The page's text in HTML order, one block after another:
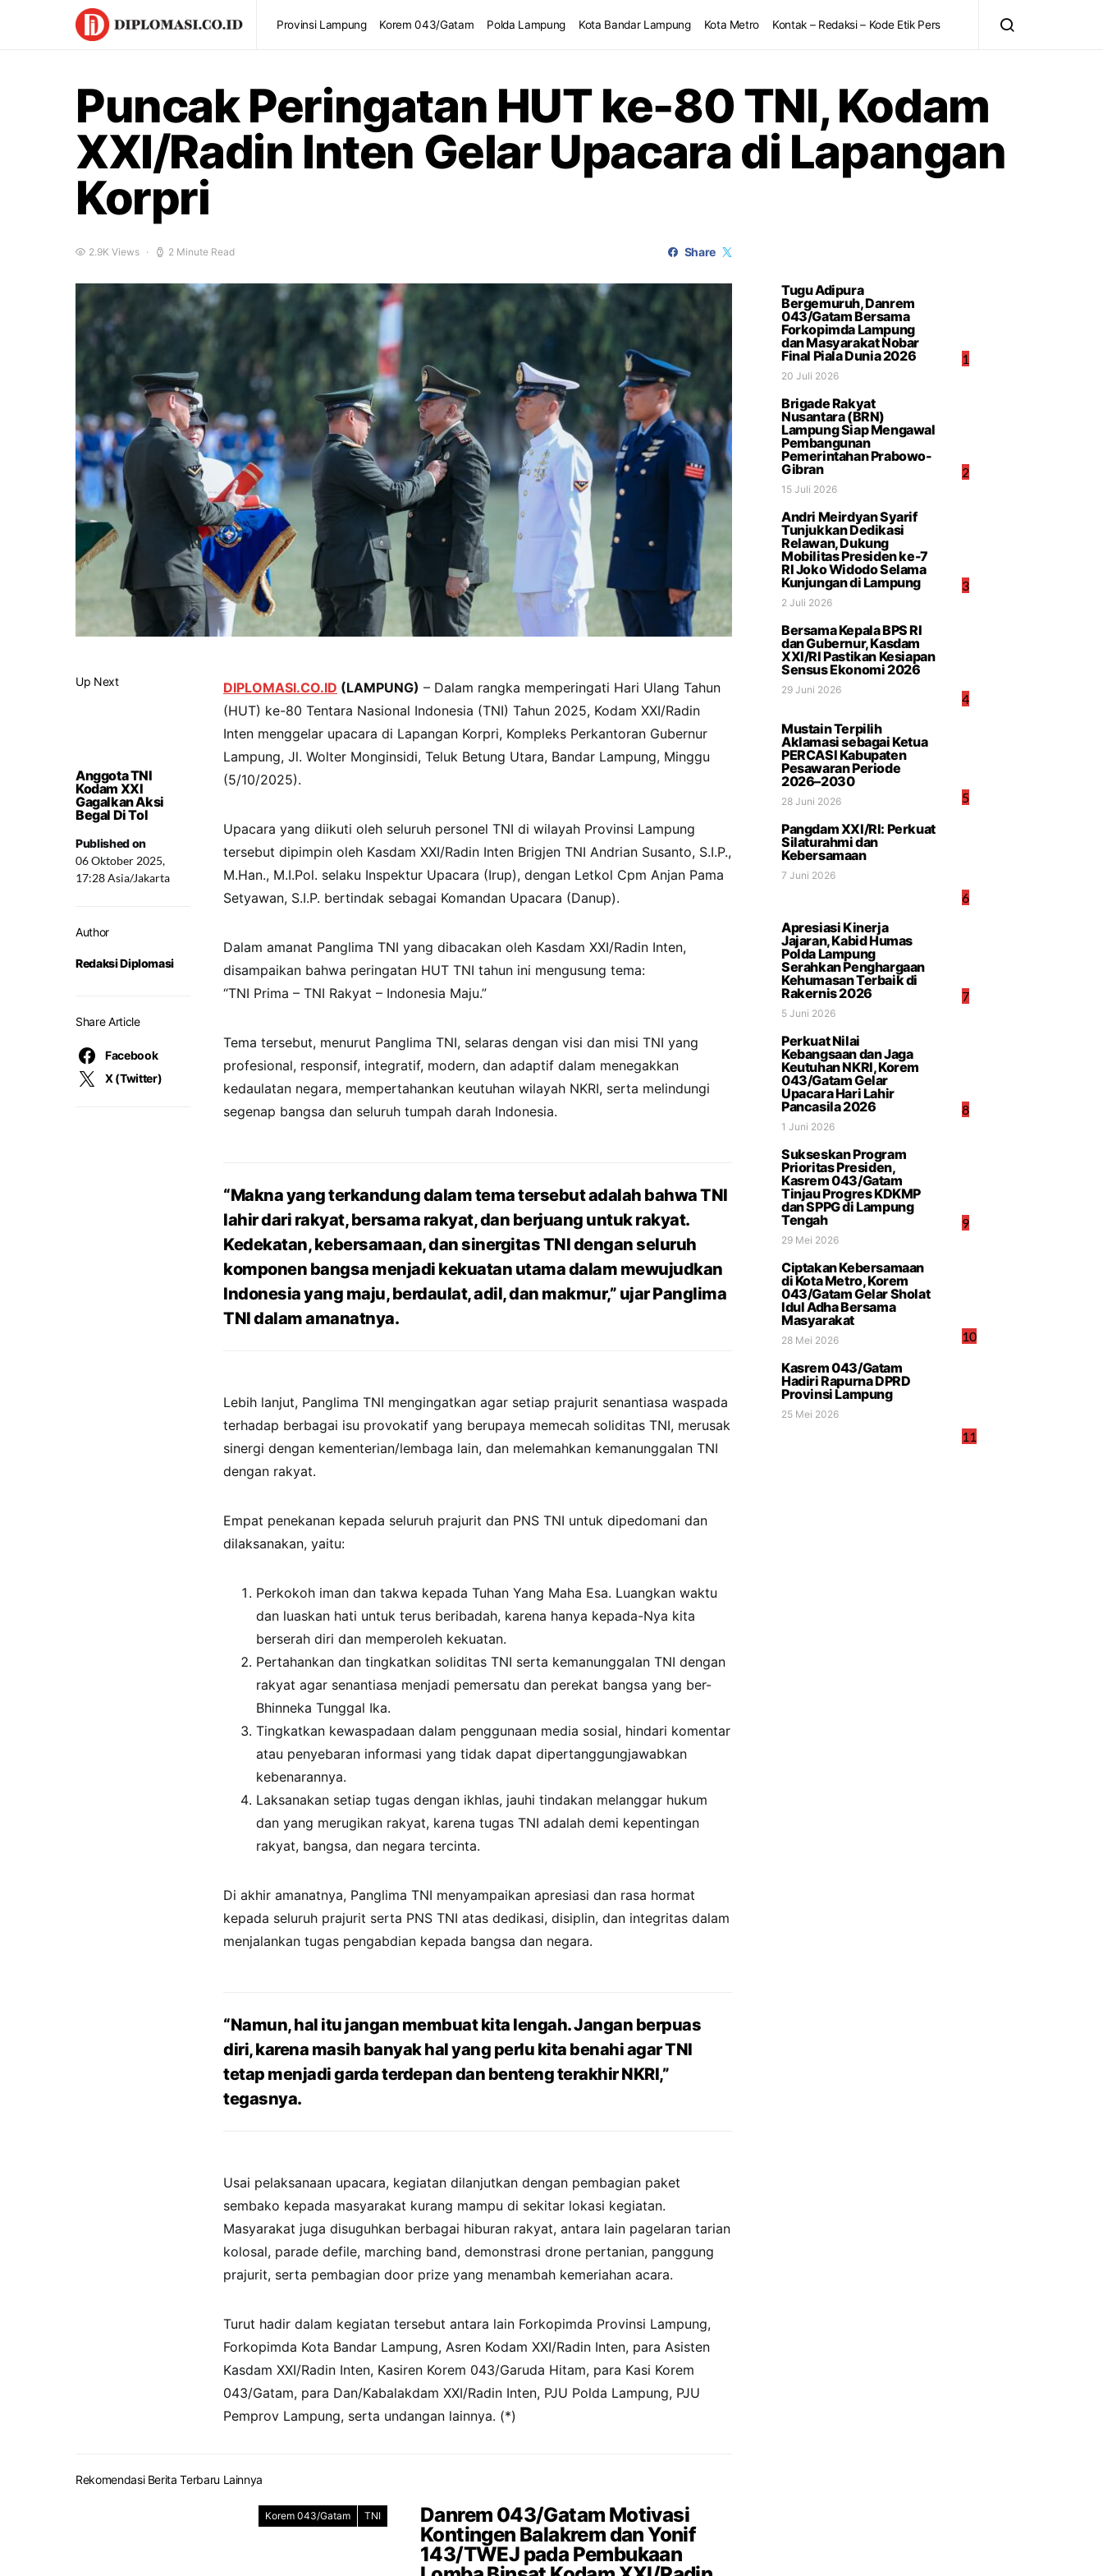
Provinsi Lampung Korem 043/Gatam Polda Lampung Kota Bandar Lampung Kota Metro Kontak – Redaksi – Kode Etik Pers
Puncak Peringatan HUT ke-80 TNI, Kodam
XXI/Radin Inten Gelar Upacara di Lapangan
Korpri
2.9K Views 2 Minute Read Share
Up Next
Anggota TNI
Kodam XXI
Gagalkan Aksi
Begal Di Tol
Published on
06 Oktober 2025,
17:28 Asia/Jakarta
Author
Redaksi Diplomasi
Share Article
Facebook
X (Twitter)
DIPLOMASI.CO.ID (LAMPUNG) – Dalam rangka memperingati Hari Ulang Tahun
(HUT) ke-80 Tentara Nasional Indonesia (TNI) Tahun 2025, Kodam XXI/Radin
Inten menggelar upacara di Lapangan Korpri, Kompleks Perkantoran Gubernur
Lampung, Jl. Wolter Monginsidi, Teluk Betung Utara, Bandar Lampung, Minggu
(5/10/2025).
Upacara yang diikuti oleh seluruh personel TNI di wilayah Provinsi Lampung
tersebut dipimpin oleh Kasdam XXI/Radin Inten Brigjen TNI Andrian Susanto, S.I.P.,
M.Han., M.I.Pol. selaku Inspektur Upacara (Irup), dengan Letkol Cpm Anjan Pama
Setyawan, S.I.P. bertindak sebagai Komandan Upacara (Danup).
Dalam amanat Panglima TNI yang dibacakan oleh Kasdam XXI/Radin Inten,
disampaikan bahwa peringatan HUT TNI tahun ini mengusung tema:
“TNI Prima – TNI Rakyat – Indonesia Maju.”
Tema tersebut, menurut Panglima TNI, selaras dengan visi dan misi TNI yang
profesional, responsif, integratif, modern, dan adaptif dalam menegakkan
kedaulatan negara, mempertahankan keutuhan wilayah NKRI, serta melindungi
segenap bangsa dan seluruh tumpah darah Indonesia.
“Makna yang terkandung dalam tema tersebut adalah bahwa TNI
lahir dari rakyat, bersama rakyat, dan berjuang untuk rakyat.
Kedekatan, kebersamaan, dan sinergitas TNI dengan seluruh
komponen bangsa menjadi kekuatan utama dalam mewujudkan
Indonesia yang maju, berdaulat, adil, dan makmur,” ujar Panglima
TNI dalam amanatnya.
Lebih lanjut, Panglima TNI mengingatkan agar setiap prajurit senantiasa waspada
terhadap berbagai isu provokatif yang berupaya memecah soliditas TNI, merusak
sinergi dengan kementerian/lembaga lain, dan melemahkan kemanunggalan TNI
dengan rakyat.
Empat penekanan kepada seluruh prajurit dan PNS TNI untuk dipedomani dan
dilaksanakan, yaitu:
Perkokoh iman dan takwa kepada Tuhan Yang Maha Esa. Luangkan waktu
dan luaskan hati untuk terus beribadah, karena hanya kepada-Nya kita
berserah diri dan memperoleh kekuatan.
Pertahankan dan tingkatkan soliditas TNI serta kemanunggalan TNI dengan
rakyat agar senantiasa menjadi pemersatu dan perekat bangsa yang ber-
Bhinneka Tunggal Ika.
Tingkatkan kewaspadaan dalam penggunaan media sosial, hindari komentar
atau penyebaran informasi yang tidak dapat dipertanggungjawabkan
kebenarannya.
Laksanakan setiap tugas dengan ikhlas, jauhi tindakan melanggar hukum
dan yang merugikan rakyat, karena tugas TNI adalah demi kepentingan
rakyat, bangsa, dan negara tercinta.
Di akhir amanatnya, Panglima TNI menyampaikan apresiasi dan rasa hormat
kepada seluruh prajurit serta PNS TNI atas dedikasi, disiplin, dan integritas dalam
menjalankan tugas pengabdian kepada bangsa dan negara.
“Namun, hal itu jangan membuat kita lengah. Jangan berpuas
diri, karena masih banyak hal yang perlu kita benahi agar TNI
tetap menjadi garda terdepan dan benteng terakhir NKRI,”
tegasnya.
Usai pelaksanaan upacara, kegiatan dilanjutkan dengan pembagian paket
sembako kepada masyarakat kurang mampu di sekitar lokasi kegiatan.
Masyarakat juga disuguhkan berbagai hiburan rakyat, antara lain pagelaran tarian
kolosal, parade defile, marching band, demonstrasi drone pertanian, panggung
prajurit, serta pembagian door prize yang menambah kemeriahan acara.
Turut hadir dalam kegiatan tersebut antara lain Forkopimda Provinsi Lampung,
Forkopimda Kota Bandar Lampung, Asren Kodam XXI/Radin Inten, para Asisten
Kasdam XXI/Radin Inten, Kasiren Korem 043/Garuda Hitam, para Kasi Korem
043/Gatam, para Dan/Kabalakdam XXI/Radin Inten, PJU Polda Lampung, PJU
Pemprov Lampung, serta undangan lainnya. (*)
Rekomendasi Berita Terbaru Lainnya
Korem 043/Gatam TNI
Danrem 043/Gatam Motivasi
Kontingen Balakrem dan Yonif
143/TWEJ pada Pembukaan
1
Tugu Adipura
Bergemuruh, Danrem
043/Gatam Bersama
Forkopimda Lampung
dan Masyarakat Nobar
Final Piala Dunia 2026
20 Juli 2026
2
Brigade Rakyat
Nusantara (BRN)
Lampung Siap Mengawal
Pembangunan
Pemerintahan Prabowo-
Gibran
15 Juli 2026
3
Andri Meirdyan Syarif
Tunjukkan Dedikasi
Relawan, Dukung
Mobilitas Presiden ke-7
RI Joko Widodo Selama
Kunjungan di Lampung
2 Juli 2026
4
Bersama Kepala BPS RI
dan Gubernur, Kasdam
XXI/RI Pastikan Kesiapan
Sensus Ekonomi 2026
29 Juni 2026
5
Mustain Terpilih
Aklamasi sebagai Ketua
PERCASI Kabupaten
Pesawaran Periode
2026–2030
28 Juni 2026
6
Pangdam XXI/RI: Perkuat
Silaturahmi dan
Kebersamaan
7 Juni 2026
7
Apresiasi Kinerja
Jajaran, Kabid Humas
Polda Lampung
Serahkan Penghargaan
Kehumasan Terbaik di
Rakernis 2026
5 Juni 2026
8
Perkuat Nilai
Kebangsaan dan Jaga
Keutuhan NKRI, Korem
043/Gatam Gelar
Upacara Hari Lahir
Pancasila 2026
1 Juni 2026
9
Sukseskan Program
Prioritas Presiden,
Kasrem 043/Gatam
Tinjau Progres KDKMP
dan SPPG di Lampung
Tengah
29 Mei 2026
10
Ciptakan Kebersamaan
di Kota Metro, Korem
043/Gatam Gelar Sholat
Idul Adha Bersama
Masyarakat
28 Mei 2026
11
Kasrem 043/Gatam
Hadiri Rapurna DPRD
Provinsi Lampung
25 Mei 2026